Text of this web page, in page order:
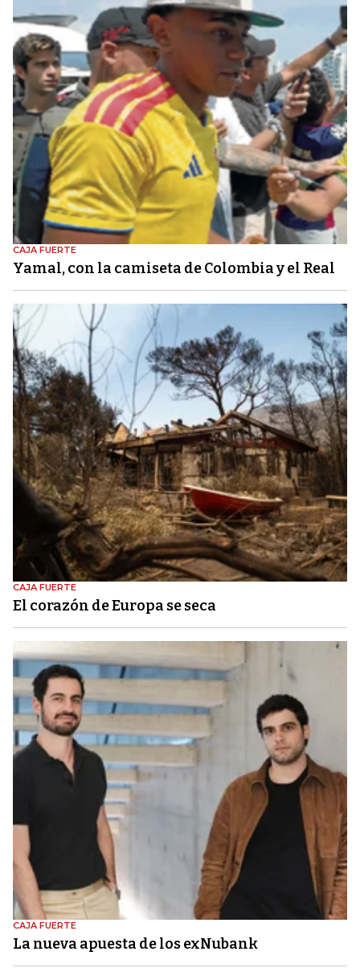
CAJA FUERTE
Yamal, con la camiseta de Colombia y el Real
CAJA FUERTE
El corazón de Europa se seca
CAJA FUERTE
La nueva apuesta de los exNubank